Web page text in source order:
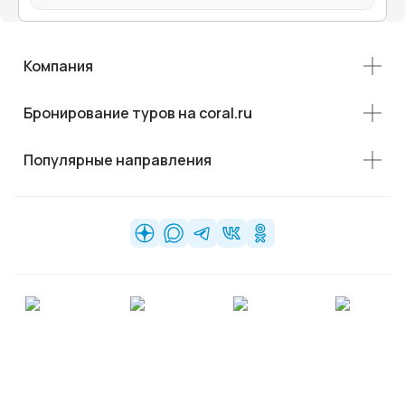
Компания
Бронирование туров на coral.ru
Популярные направления